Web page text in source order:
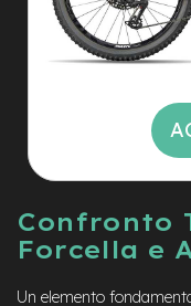
t
b
i
k
Confronto
Forcella e
Un elemento